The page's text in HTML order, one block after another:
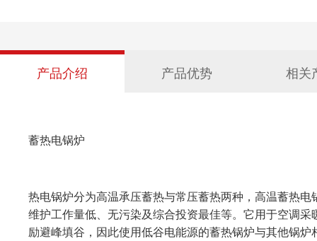
产品介绍 产品优势 相关
蓄热电锅炉
热电锅炉分为高温承压蓄热与常压蓄热两种，高温蓄热
维护工作量低、无污染及综合投资最佳等。它用于空调
励避峰填谷，因此使用低谷电能源的蓄热锅炉与其他锅